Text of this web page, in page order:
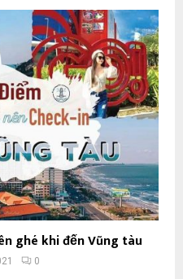
ghé khi đến Vũng tàu
0